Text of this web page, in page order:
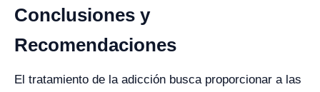
Conclusiones y
Recomendaciones
El tratamiento de la adicción busca proporcionar a las